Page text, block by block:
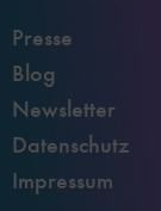
Presse
Blog
Newsletter
Datenschutz
Impressum